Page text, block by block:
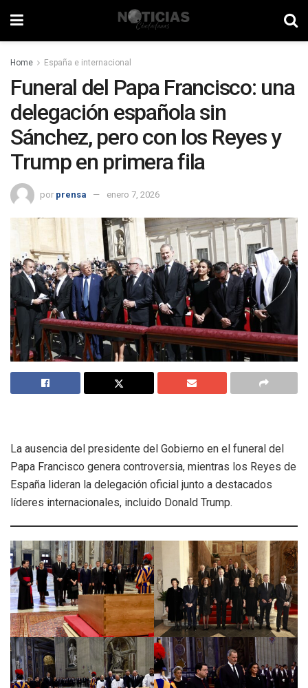
Home España e internacional
Funeral del Papa Francisco: una
delegación española sin
Sánchez, pero con los Reyes y
Trump en primera fila
por prensa enero 7, 2026
La ausencia del presidente del Gobierno en el funeral del
Papa Francisco genera controversia, mientras los Reyes de
España lideran la delegación oficial junto a destacados
líderes internacionales, incluido Donald Trump.